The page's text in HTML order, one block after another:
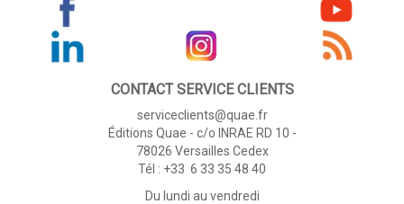
CONTACT SERVICE CLIENTS
serviceclients@quae.fr
Éditions Quae - c/o INRAE RD 10 -
78026 Versailles Cedex
Tél : +33 6 33 35 48 40
Du lundi au vendredi